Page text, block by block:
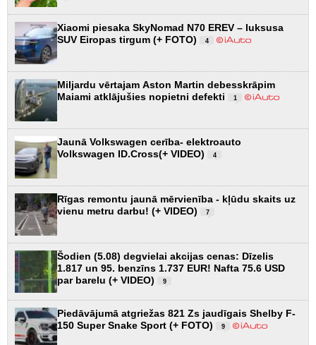
Xiaomi piesaka SkyNomad N70 EREV – luksusa
SUV Eiropas tirgum (+ FOTO)
4
Miljardu vērtajam Aston Martin debesskrāpim
Maiami atklājušies nopietni defekti
1
Jaunā Volkswagen cerība- elektroauto
Volkswagen ID.Cross(+ VIDEO)
4
Rīgas remontu jaunā mērvienība - kļūdu skaits uz
vienu metru darbu! (+ VIDEO)
7
Šodien (5.08) degvielai akcijas cenas: Dīzelis
1.817 un 95. benzīns 1.737 EUR! Nafta 75.6 USD
par barelu (+ VIDEO)
9
Piedāvājumā atgriežas 821 Zs jaudīgais Shelby F-
150 Super Snake Sport (+ FOTO)
9